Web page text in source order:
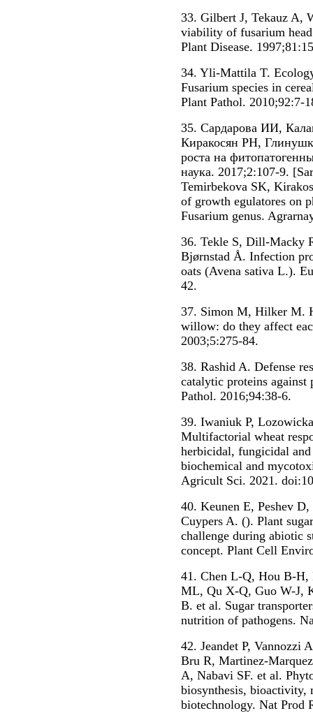
33. Gilbert J, Tekauz A,
viability of fusarium
Plant Disease.
34. Yli-Mattila T.
Fusarium species in
Plant Pathol. 2010;92:7-
35. Сардарова ИИ,
Киракосян РН,
роста на
наука. 2017;2:107-9.
Temirbekova SK,
of growth egulatores on
Fusarium genus.
36. Tekle S, Dill-Macky
Bjørnstad Å. Infection
oats (Avena sativa L.).
42.
37. Simon M, Hilker M.
willow: do they affect
2003;5:275-84.
38. Rashid A. Defense
catalytic proteins against
Pathol. 2016;94:38-6.
39. Iwaniuk P,
Multifactorial wheat
herbicidal, fungicidal
biochemical and
Agricult Sci. 2021.
40. Keunen E, Peshev
Cuypers A. (). Plant
challenge during abiotic
concept. Plant Cell
41. Chen L-Q, Hou B-H,
ML, Qu X-Q, Guo W-J,
B. et al. Sugar
nutrition of pathogens.
42. Jeandet P, Vannozzi
Bru R, Martinez-
A, Nabavi SF. et al.
biosynthesis, bioactivity,
biotechnology. Nat Prod